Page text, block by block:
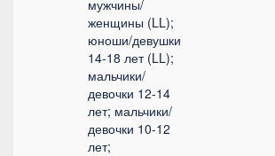
мужчины/
женщины (LL);
юноши/девушки
14-18 лет (LL);
мальчики/
девочки 12-14
лет; мальчики/
девочки 10-12
лет;